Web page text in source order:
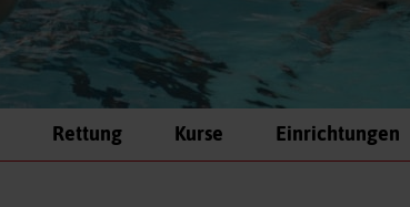
Rettung Kurse Einrichtungen